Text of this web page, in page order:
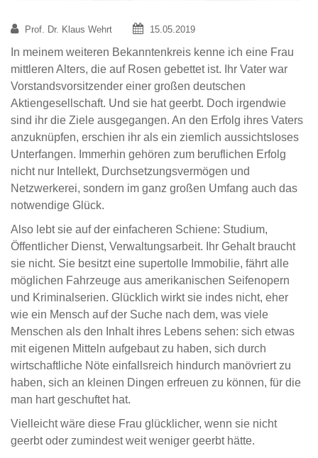
Prof. Dr. Klaus Wehrt 15.05.2019
In meinem weiteren Bekanntenkreis kenne ich eine Frau
mittleren Alters, die auf Rosen gebettet ist. Ihr Vater war
Vorstandsvorsitzender einer großen deutschen
Aktiengesellschaft. Und sie hat geerbt. Doch irgendwie
sind ihr die Ziele ausgegangen. An den Erfolg ihres Vaters
anzuknüpfen, erschien ihr als ein ziemlich aussichtsloses
Unterfangen. Immerhin gehören zum beruflichen Erfolg
nicht nur Intellekt, Durchsetzungsvermögen und
Netzwerkerei, sondern im ganz großen Umfang auch das
notwendige Glück.
Also lebt sie auf der einfacheren Schiene: Studium,
Öffentlicher Dienst, Verwaltungsarbeit. Ihr Gehalt braucht
sie nicht. Sie besitzt eine supertolle Immobilie, fährt alle
möglichen Fahrzeuge aus amerikanischen Seifenopern
und Kriminalserien. Glücklich wirkt sie indes nicht, eher
wie ein Mensch auf der Suche nach dem, was viele
Menschen als den Inhalt ihres Lebens sehen: sich etwas
mit eigenen Mitteln aufgebaut zu haben, sich durch
wirtschaftliche Nöte einfallsreich hindurch manövriert zu
haben, sich an kleinen Dingen erfreuen zu können, für die
man hart geschuftet hat.
Vielleicht wäre diese Frau glücklicher, wenn sie nicht
geerbt oder zumindest weit weniger geerbt hätte.